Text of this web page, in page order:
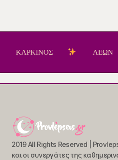
ΛΕΩΝ
2019 All Rights Reserved |
και οι συνεργάτες της